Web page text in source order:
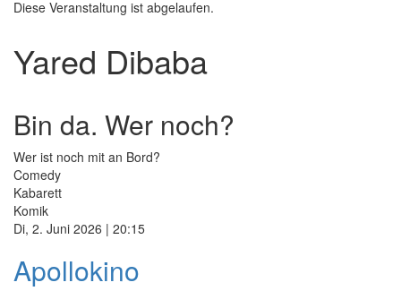
Diese Veranstaltung ist abgelaufen.
Yared Dibaba
Bin da. Wer noch?
Wer ist noch mit an Bord?
Comedy
Kabarett
Komik
Di, 2. Juni 2026 | 20:15
Apollokino